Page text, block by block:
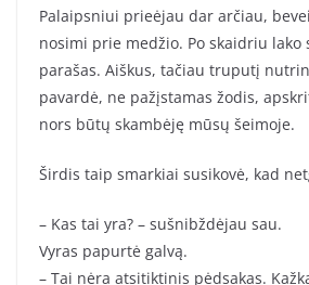
Palaipsniui prieėjau dar arčiau,
nosimi prie medžio. Po skaidriu lako
parašas. Aiškus, tačiau truputį
pavardė, ne pažįstamas žodis,
nors būtų skambėję mūsų šeimoje.
Širdis taip smarkiai susikovė, kad
– Kas tai yra? – sušnibždėjau sau.
Vyras papurtė galvą.
– Tai nėra atsitiktinis pėdsakas.